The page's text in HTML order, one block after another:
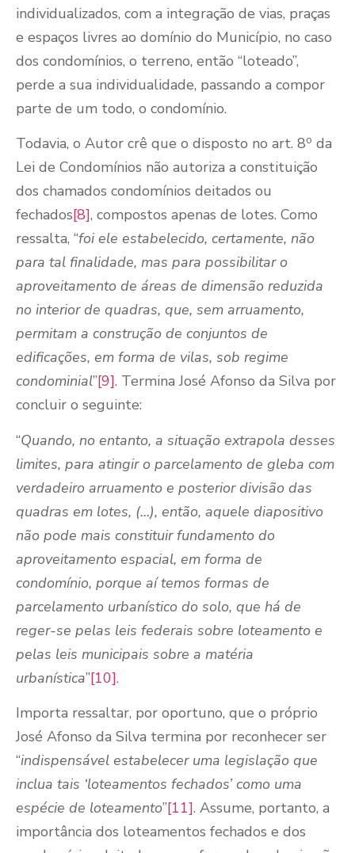
individualizados, com a integração de vias, praças
e espaços livres ao domínio do Município, no caso
dos condomínios, o terreno, então “loteado”,
perde a sua individualidade, passando a compor
parte de um todo, o condomínio.
Todavia, o Autor crê que o disposto no art. 8o da
Lei de Condomínios não autoriza a constituição
dos chamados condomínios deitados ou
fechados[8], compostos apenas de lotes. Como
ressalta, “foi ele estabelecido, certamente, não
para tal finalidade, mas para possibilitar o
aproveitamento de áreas de dimensão reduzida
no interior de quadras, que, sem arruamento,
permitam a construção de conjuntos de
edificações, em forma de vilas, sob regime
condominial”[9]. Termina José Afonso da Silva por
concluir o seguinte:
“Quando, no entanto, a situação extrapola desses
limites, para atingir o parcelamento de gleba com
verdadeiro arruamento e posterior divisão das
quadras em lotes, (…), então, aquele diapositivo
não pode mais constituir fundamento do
aproveitamento espacial, em forma de
condomínio, porque aí temos formas de
parcelamento urbanístico do solo, que há de
reger-se pelas leis federais sobre loteamento e
pelas leis municipais sobre a matéria
urbanística”[10].
Importa ressaltar, por oportuno, que o próprio
José Afonso da Silva termina por reconhecer ser
“indispensável estabelecer uma legislação que
inclua tais ‘loteamentos fechados’ como uma
espécie de loteamento”[11]. Assume, portanto, a
importância dos loteamentos fechados e dos